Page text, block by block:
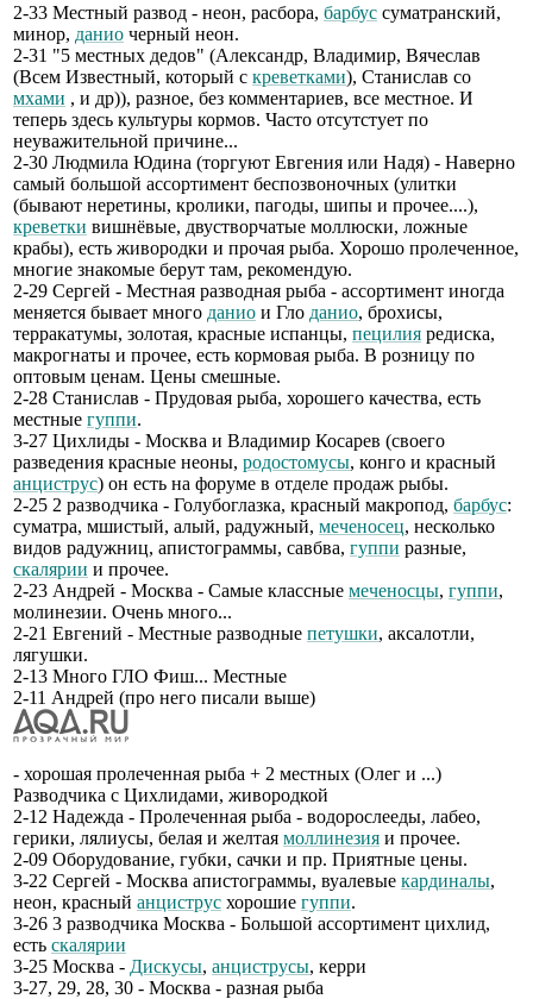
2-33 Местный развод - неон, расбора, барбус суматранский,
минор, данио черный неон.
2-31 "5 местных дедов" (Александр, Владимир, Вячеслав
(Всем Известный, который с креветками), Станислав со
мхами , и др)), разное, без комментариев, все местное. И
теперь здесь культуры кормов. Часто отсутстует по
неуважительной причине...
2-30 Людмила Юдина (торгуют Евгения или Надя) - Наверно
самый большой ассортимент беспозвоночных (улитки
(бывают неретины, кролики, пагоды, шипы и прочее....),
креветки вишнёвые, двустворчатые моллюски, ложные
крабы), есть живородки и прочая рыба. Хорошо пролеченное,
многие знакомые берут там, рекомендую.
2-29 Сергей - Местная разводная рыба - ассортимент иногда
меняется бывает много данио и Гло данио, брохисы,
терракатумы, золотая, красные испанцы, пецилия редиска,
макрогнаты и прочее, есть кормовая рыба. В розницу по
оптовым ценам. Цены смешные.
2-28 Станислав - Прудовая рыба, хорошего качества, есть
местные гуппи.
3-27 Цихлиды - Москва и Владимир Косарев (своего
разведения красные неоны, родостомусы, конго и красный
анциструс) он есть на форуме в отделе продаж рыбы.
2-25 2 разводчика - Голубоглазка, красный макропод, барбус:
суматра, мшистый, алый, радужный, меченосец, несколько
видов радужниц, апистограммы, савбва, гуппи разные,
скалярии и прочее.
2-23 Андрей - Москва - Самые классные меченосцы, гуппи,
молинезии. Очень много...
2-21 Евгений - Местные разводные петушки, аксалотли,
лягушки.
2-13 Много ГЛО Фиш... Местные
2-11 Андрей (про него писали выше)
- хорошая пролеченная рыба + 2 местных (Олег и ...)
Разводчика с Цихлидами, живородкой
2-12 Надежда - Пролеченная рыба - водорослееды, лабео,
герики, лялиусы, белая и желтая моллинезия и прочее.
2-09 Оборудование, губки, сачки и пр. Приятные цены.
3-22 Сергей - Москва апистограммы, вуалевые кардиналы,
неон, красный анциструс хорошие гуппи.
3-26 3 разводчика Москва - Большой ассортимент цихлид,
есть скалярии
3-25 Москва - Дискусы, анциструсы, керри
3-27, 29, 28, 30 - Москва - разная рыба